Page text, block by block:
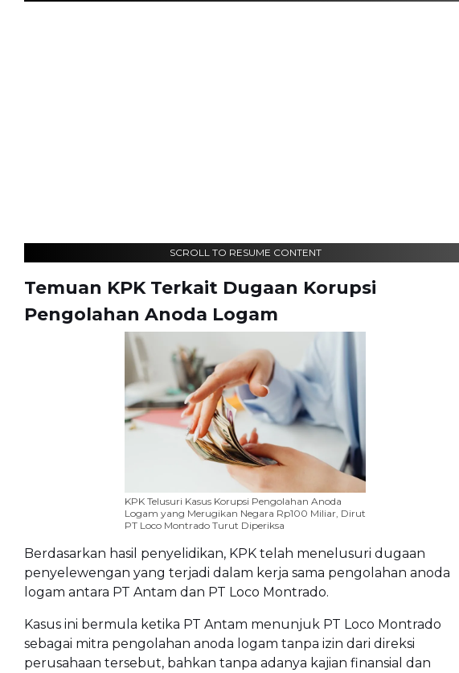
SCROLL TO RESUME CONTENT
Temuan KPK Terkait Dugaan Korupsi
Pengolahan Anoda Logam
KPK Telusuri Kasus Korupsi Pengolahan Anoda
Logam yang Merugikan Negara Rp100 Miliar, Dirut
PT Loco Montrado Turut Diperiksa
Berdasarkan hasil penyelidikan, KPK telah menelusuri dugaan
penyelewengan yang terjadi dalam kerja sama pengolahan anoda
logam antara PT Antam dan PT Loco Montrado.
Kasus ini bermula ketika PT Antam menunjuk PT Loco Montrado
sebagai mitra pengolahan anoda logam tanpa izin dari direksi
perusahaan tersebut, bahkan tanpa adanya kajian finansial dan